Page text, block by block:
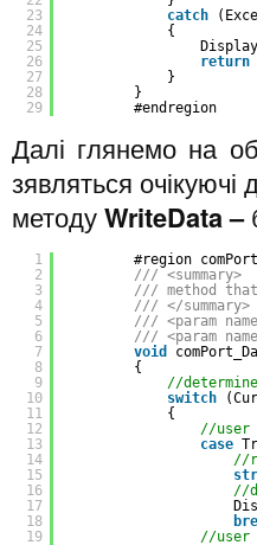
23
24
25
26
27
28
29
catch
{
return
}
}
#endregion
Далі глянемо на
зявляться
методуWriteData–
1
2
3
4
5
6
7
8
9
10
11
12
13
14
15
16
17
18
19
#region
/// <summary>
/// method
/// </summary>
/// <param
/// <param
void
{
//
switch
{
//user
case
//
//
//user